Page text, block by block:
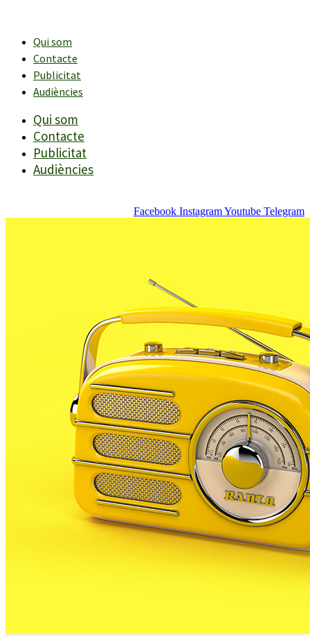
contingutQui som
Contacte
Publicitat
Audiències
Qui som
Contacte
Publicitat
Audiències
Facebook InstagramYoutube Telegram